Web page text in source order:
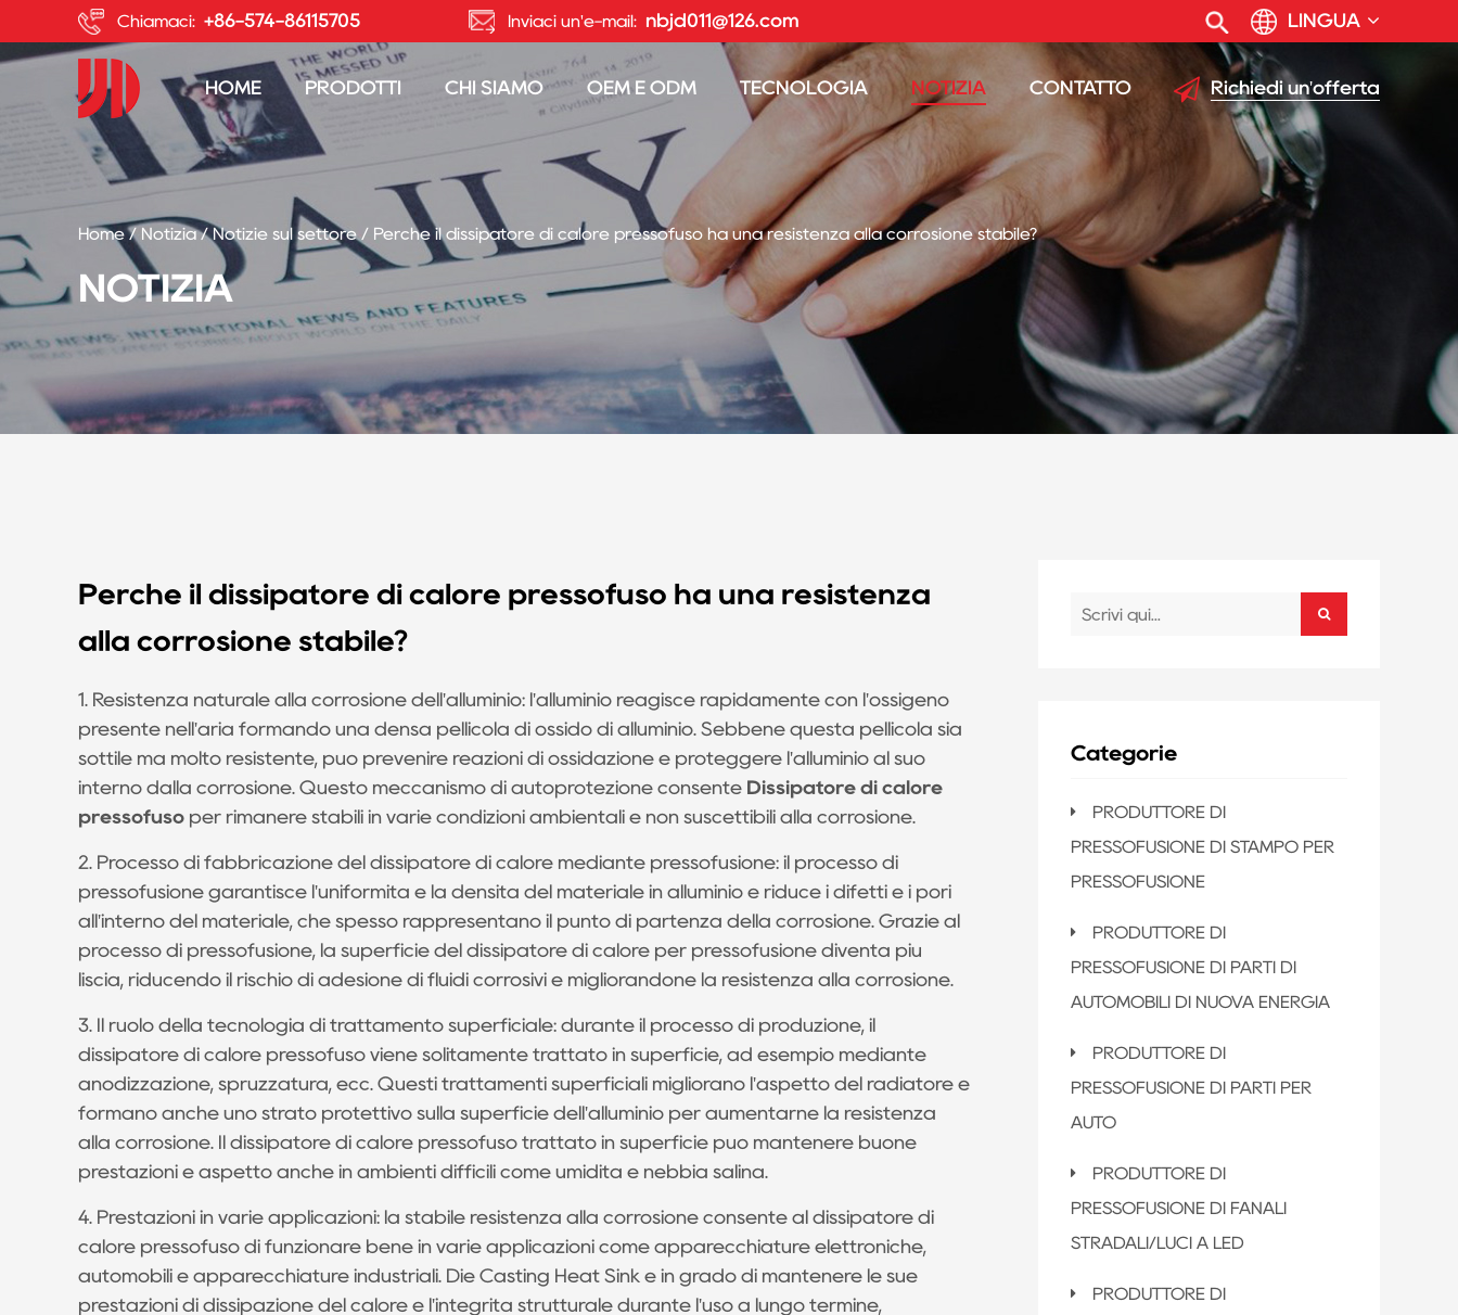
Chiamaci: +86-574-86115705 Inviaci un'e-mail: nbjd011@126.com LINGUA
HOME PRODOTTI CHI SIAMO OEM E ODM TECNOLOGIA NOTIZIA CONTATTO Richiedi un'offerta
Home/ Notizia/ Notizie sul settore / Perché il dissipatore di calore pressofuso ha una resistenza alla corrosione stabile?
NOTIZIA
Perché il dissipatore di calore pressofuso ha una resistenza
alla corrosione stabile?
1. Resistenza naturale alla corrosione dell'alluminio: l'alluminio reagisce rapidamente con l'ossigeno
presente nell'aria formando una densa pellicola di ossido di alluminio. Sebbene questa pellicola sia
sottile ma molto resistente, può prevenire reazioni di ossidazione e proteggere l'alluminio al suo
interno dalla corrosione. Questo meccanismo di autoprotezione consente Dissipatore di calore
pressofuso per rimanere stabili in varie condizioni ambientali e non suscettibili alla corrosione.
2. Processo di fabbricazione del dissipatore di calore mediante pressofusione: il processo di
pressofusione garantisce l'uniformità e la densità del materiale in alluminio e riduce i difetti e i pori
all'interno del materiale, che spesso rappresentano il punto di partenza della corrosione. Grazie al
processo di pressofusione, la superficie del dissipatore di calore per pressofusione diventa più
liscia, riducendo il rischio di adesione di fluidi corrosivi e migliorandone la resistenza alla corrosione.
3. Il ruolo della tecnologia di trattamento superficiale: durante il processo di produzione, il
dissipatore di calore pressofuso viene solitamente trattato in superficie, ad esempio mediante
anodizzazione, spruzzatura, ecc. Questi trattamenti superficiali migliorano l'aspetto del radiatore e
formano anche uno strato protettivo sulla superficie dell'alluminio per aumentarne la resistenza
alla corrosione. Il dissipatore di calore pressofuso trattato in superficie può mantenere buone
prestazioni e aspetto anche in ambienti difficili come umidità e nebbia salina.
4. Prestazioni in varie applicazioni: la stabile resistenza alla corrosione consente al dissipatore di
calore pressofuso di funzionare bene in varie applicazioni come apparecchiature elettroniche,
automobili e apparecchiature industriali. Die Casting Heat Sink è in grado di mantenere le sue
prestazioni di dissipazione del calore e l'integrità strutturale durante l'uso a lungo termine,
Categorie
PRODUTTORE DI
PRESSOFUSIONE DI STAMPO PER
PRESSOFUSIONE
PRODUTTORE DI
PRESSOFUSIONE DI PARTI DI
AUTOMOBILI DI NUOVA ENERGIA
PRODUTTORE DI
PRESSOFUSIONE DI PARTI PER
AUTO
PRODUTTORE DI
PRESSOFUSIONE DI FANALI
STRADALI/LUCI A LED
PRODUTTORE DI